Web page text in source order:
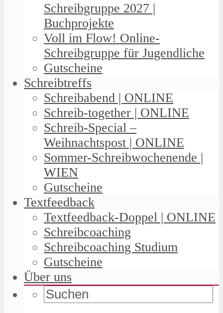
Schreibgruppe 2027 |
Buchprojekte
Voll im Flow! Online-
Schreibgruppe für Jugendliche
Gutscheine
Schreibtreffs
Schreibabend | ONLINE
Schreib-together | ONLINE
Schreib-Special –
Weihnachtspost | ONLINE
Sommer-Schreibwochenende |
WIEN
Gutscheine
Textfeedback
Textfeedback-Doppel | ONLINE
Schreibcoaching
Schreibcoaching Studium
Gutscheine
Über uns